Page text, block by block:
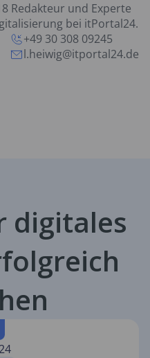
Redakteur und Experte
bei itPortal24.
+49 30 308 09245
l.heiwig@itportal24.de
digitales